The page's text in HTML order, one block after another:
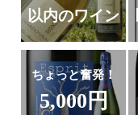
以内のワイン
ちょっと奮発！
5,000円